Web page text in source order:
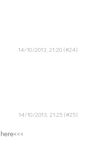
14/10/2013, 21:20
14/10/2013, 21:25